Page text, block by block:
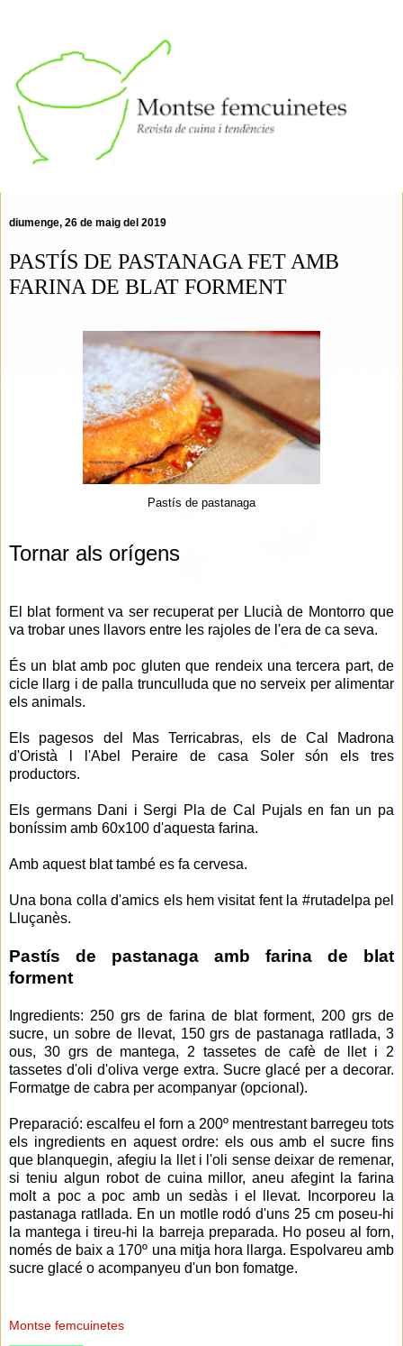
diumenge, 26 de maig del 2019
PASTÍS DE PASTANAGA FET AMB
FARINA DE BLAT FORMENT
Pastís de pastanaga
Tornar als orígens
El blat forment va ser recuperat per Llucià de Montorro que
va trobar unes llavors entre les rajoles de l'era de ca seva.
És un blat amb poc gluten que rendeix una tercera part, de
cicle llarg i de palla trunculluda que no serveix per alimentar
els animals.
Els pagesos del Mas Terricabras, els de Cal Madrona
d'Oristà l l'Abel Peraire de casa Soler són els tres
productors.
Els germans Dani i Sergi Pla de Cal Pujals en fan un pa
boníssim amb 60x100 d'aquesta farina.
Amb aquest blat també es fa cervesa.
Una bona colla d'amics els hem visitat fent la #rutadelpa pel
Lluçanès.
Pastís de pastanaga amb farina de blat
forment
Ingredients: 250 grs de farina de blat forment, 200 grs de
sucre, un sobre de llevat, 150 grs de pastanaga ratllada, 3
ous, 30 grs de mantega, 2 tassetes de cafè de llet i 2
tassetes d'oli d'oliva verge extra. Sucre glacé per a decorar.
Formatge de cabra per acompanyar (opcional).
Preparació: escalfeu el forn a 200º mentrestant barregeu tots
els ingredients en aquest ordre: els ous amb el sucre fins
que blanquegin, afegiu la llet i l'oli sense deixar de remenar,
si teniu algun robot de cuina millor, aneu afegint la farina
molt a poc a poc amb un sedàs i el llevat. Incorporeu la
pastanaga ratllada. En un motlle rodó d'uns 25 cm poseu-hi
la mantega i tireu-hi la barreja preparada. Ho poseu al forn,
només de baix a 170º una mitja hora llarga. Espolvareu amb
sucre glacé o acompanyeu d'un bon fomatge.
Montse femcuinetes